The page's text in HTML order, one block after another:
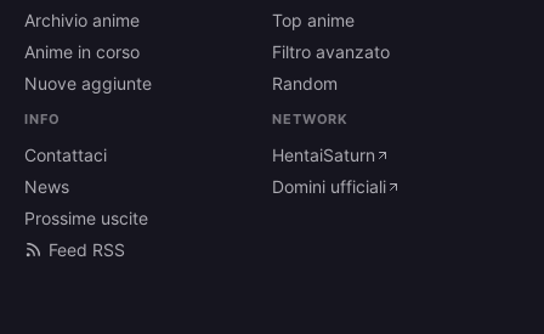
Archivio anime
Anime in corso
Nuove aggiunte
Top anime
Filtro avanzato
Random
INFO
Contattaci
News
Prossime uscite
Feed RSS
NETWORK
HentaiSaturn
Domini ufficiali